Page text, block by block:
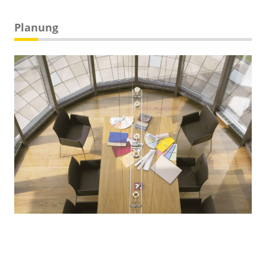
Planung